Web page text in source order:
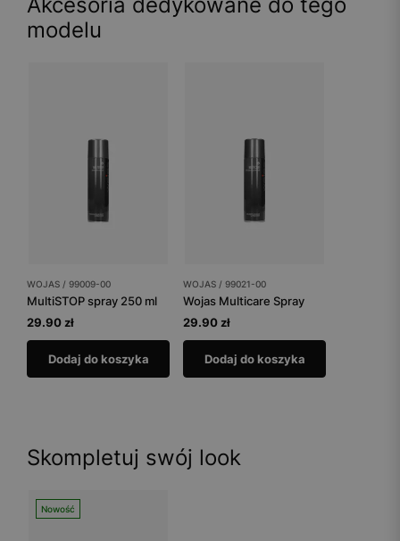
modelu
WOJAS / 99009-00
MultiSTOP spray 250 ml
29.90 zł
Dodaj do koszyka
WOJAS / 99021-00
Wojas Multicare Spray
29.90 zł
Dodaj do koszyka
Skompletuj swój look
Nowość